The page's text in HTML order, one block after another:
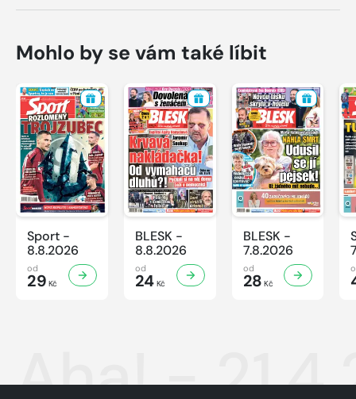
Mohlo by se vám také líbit
Sport -
8.8.2026
od
29 Kč
BLESK -
8.8.2026
od
24Kč
BLESK -
7.8.2026
od
28 Kč
Aha! -